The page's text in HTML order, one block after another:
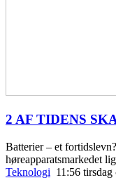
2 AF TIDENS
Batterier – et
høreapparatsmarkedet
Teknologi 11:56